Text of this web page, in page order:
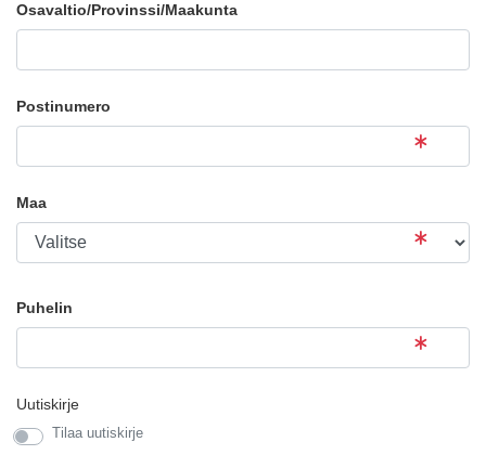
Osavaltio/Provinssi/Maakunta
Postinumero
Maa
Puhelin
Uutiskirje
Tilaa uutiskirje